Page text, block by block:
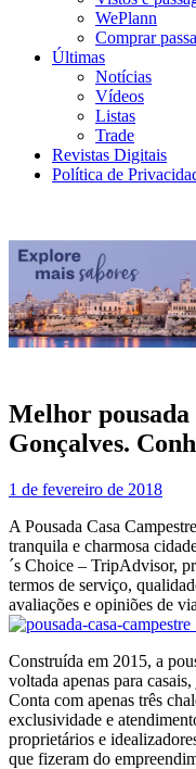
WePlann
Comprar
Últimas
Notícias
Vídeos
Listas
Trade
Revistas Digitais
Política de
Melhor
Gonçalves.
1 de fevereiro de 2018
A Pousada Casa
tranquila e charmosa
´s Choice – TripAdvisor,
termos de serviço,
avaliações e opiniões de
Construída em 2015, a
voltada apenas para
Conta com apenas três
exclusividade e
proprietários e
que fizeram do